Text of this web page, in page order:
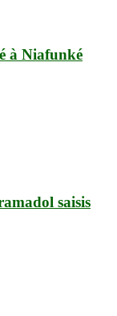
à Niafunké
saisis